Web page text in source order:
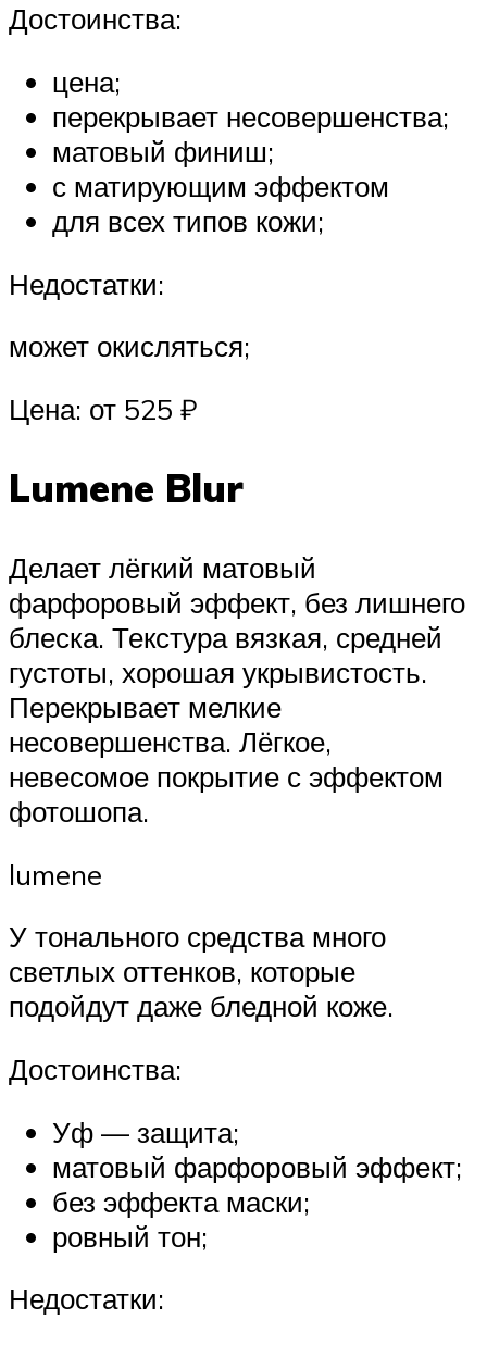
Достоинства:
цена;
перекрывает несовершенства;
матовый финиш;
с матирующим эффектом
для всех типов кожи;
Недостатки:
может окисляться;
Цена: от 525 ₽
Lumene Blur
Делает лёгкий матовый
фарфоровый эффект, без лишнего
блеска. Текстура вязкая, средней
густоты, хорошая укрывистость.
Перекрывает мелкие
несовершенства. Лёгкое,
невесомое покрытие с эффектом
фотошопа.
lumene
У тонального средства много
светлых оттенков, которые
подойдут даже бледной коже.
Достоинства:
Уф — защита;
матовый фарфоровый эффект;
без эффекта маски;
ровный тон;
Недостатки: